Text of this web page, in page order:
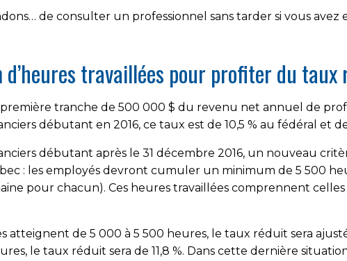
de consulter un professionnel sans tarder si vous
travaillées pour profiter du taux
tranche de 500 000 $ du revenu net annuel de
débutant en 2016, ce taux est de 10,5 % au fédéral et
débutant après le 31 décembre 2016, un nouveau
: les employés devront cumuler un minimum de 5 500
pour chacun). Ces heures travaillées comprennent
atteignent de 5 000 à 5 500 heures, le taux réduit sera
le taux réduit sera de 11,8 %. Dans cette dernière